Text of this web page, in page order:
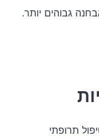
גבוהים יותר.
תרופתי